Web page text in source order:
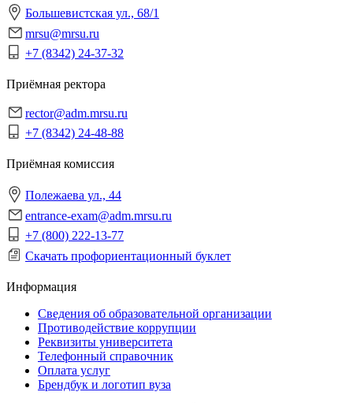
Большевистская ул., 68/1
mrsu@mrsu.ru
+7 (8342) 24-37-32
Приёмная ректора
rector@adm.mrsu.ru
+7 (8342) 24-48-88
Приёмная комиссия
Полежаева ул., 44
entrance-exam@adm.mrsu.ru
+7 (800) 222-13-77
Скачать профориентационный буклет
Информация
Сведения об образовательной организации
Противодействие коррупции
Реквизиты университета
Телефонный справочник
Оплата услуг
Брендбук и логотип вуза